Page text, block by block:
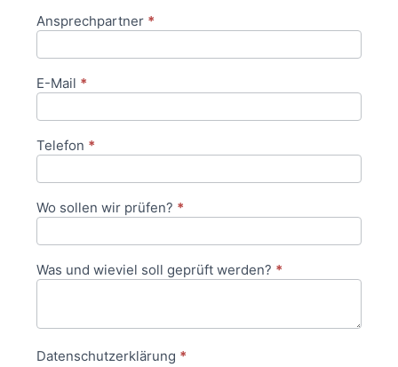
Ansprechpartner *
E-Mail *
Telefon *
Wo sollen wir prüfen? *
Was und wieviel soll geprüft werden? *
Datenschutzerklärung *